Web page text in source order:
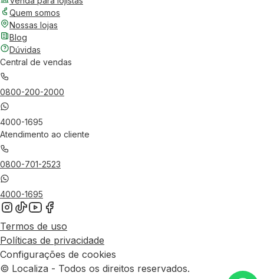
Quem somos
Nossas lojas
Blog
Dúvidas
Central de vendas
0800-200-2000
4000-1695
Atendimento ao cliente
0800-701-2523
4000-1695
Termos de uso
Políticas de privacidade
Configurações de cookies
© Localiza - Todos os direitos reservados.